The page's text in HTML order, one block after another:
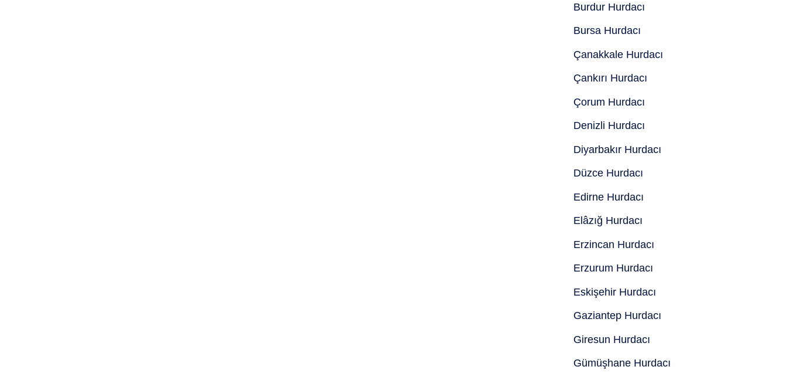
Burdur Hurdacı
Bursa Hurdacı
Çanakkale Hurdacı
Çankırı Hurdacı
Çorum Hurdacı
Denizli Hurdacı
Diyarbakır Hurdacı
Düzce Hurdacı
Edirne Hurdacı
Elâzığ Hurdacı
Erzincan Hurdacı
Erzurum Hurdacı
Eskişehir Hurdacı
Gaziantep Hurdacı
Giresun Hurdacı
Gümüşhane Hurdacı